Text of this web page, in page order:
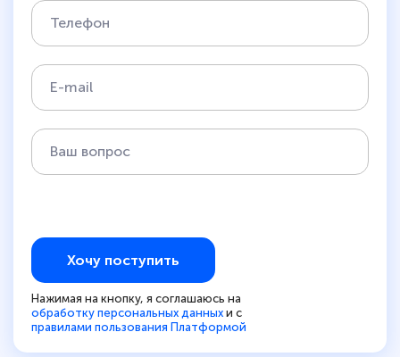
Хочу поступить
Нажимая на кнопку, я соглашаюсь на
обработку персональных данных и с
правилами пользования Платформой